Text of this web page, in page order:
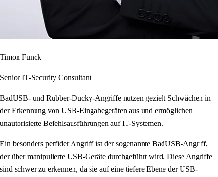
Timon Funck
Senior IT-Security Consultant
BadUSB- und Rubber-Ducky-Angriffe nutzen gezielt Schwächen in
der Erkennung von USB-Eingabegeräten aus und ermöglichen
unautorisierte Befehlsausführungen auf IT-Systemen.
Ein besonders perfider Angriff ist der sogenannte BadUSB-Angriff,
der über manipulierte USB-Geräte durchgeführt wird. Diese Angriffe
sind schwer zu erkennen, da sie auf eine tiefere Ebene der USB-